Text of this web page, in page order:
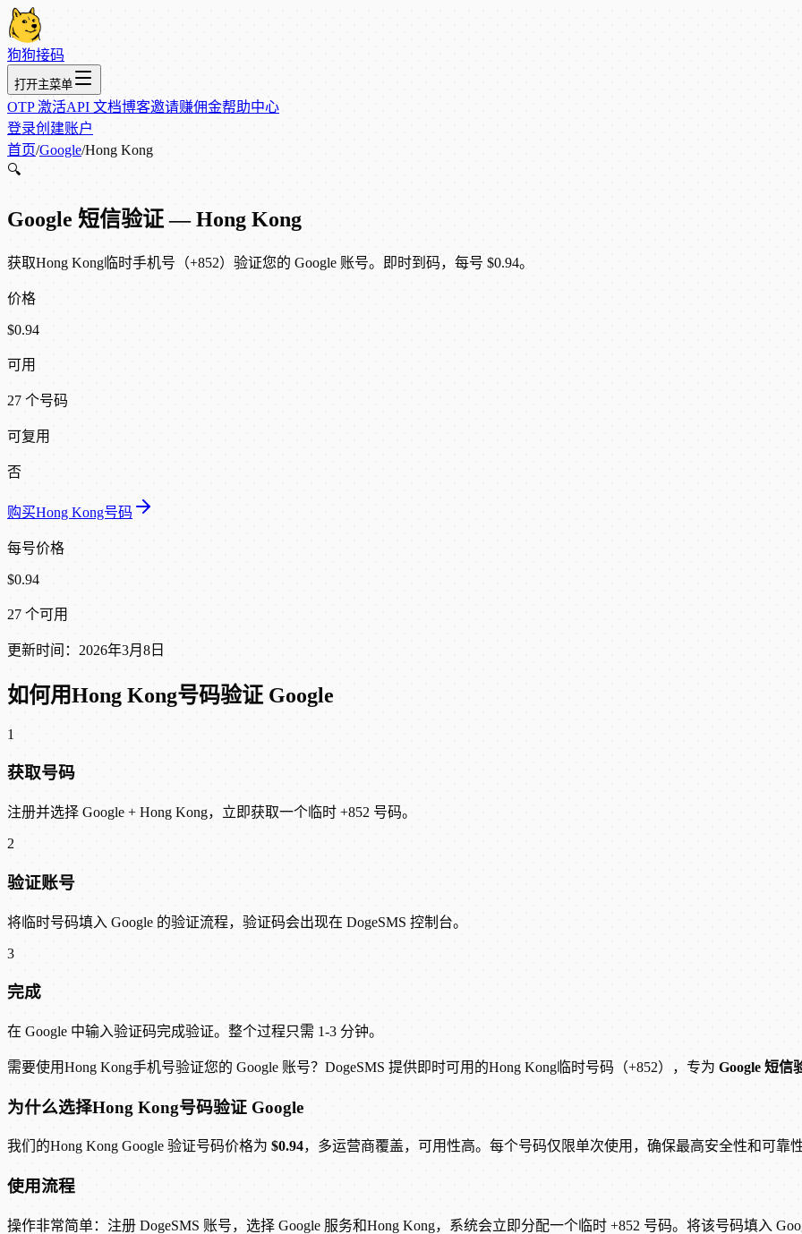
狗狗接码
打开主菜单
OTP 激活API 文档博客邀请赚佣金帮助中心
登录创建账户
首页/Google/Hong Kong
🔍
Google 短信验证 — Hong Kong
获取Hong Kong临时手机号（+852）验证您的 Google 账号。即时到码，每号 $0.94。
价格
$0.94
可用
27 个号码
可复用
否
购买Hong Kong号码
每号价格
$0.94
27 个可用
更新时间：2026年3月8日
如何用Hong Kong号码验证 Google
1
获取号码
注册并选择 Google + Hong Kong，立即获取一个临时 +852 号码。
2
验证账号
将临时号码填入 Google 的验证流程，验证码会出现在 DogeSMS 控制台。
3
完成
在 Google 中输入验证码完成验证。整个过程只需 1-3 分钟。
需要使用Hong Kong手机号验证您的 Google 账号？DogeSMS 提供即时可用的Hong Kong临时号码（+852），专为 Google 短信
为什么选择Hong Kong号码验证 Google
我们的Hong Kong Google 验证号码价格为 $0.94，多运营商覆盖，可用性高。每个号码仅限单次使用，确保最高安全性和可靠性
使用流程
操作非常简单：注册 DogeSMS 账号，选择 Google 服务和Hong Kong，系统会立即分配一个临时 +852 号码。将该号码填入